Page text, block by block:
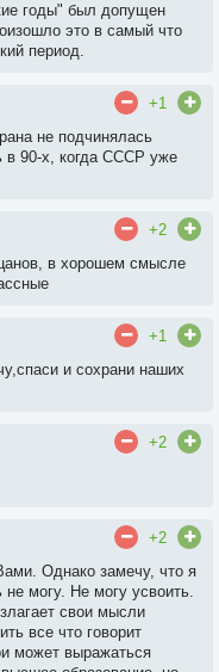
годы" был допущен
это в самый что
период.
+1
не подчинялась
в 90-х, когда СССР уже
+2
в хорошем смысле
+1
и сохрани наших
+2
+2
Однако замечу, что я
не могу. Не могу усвоить.
свои мысли
все что говорит
может выражаться